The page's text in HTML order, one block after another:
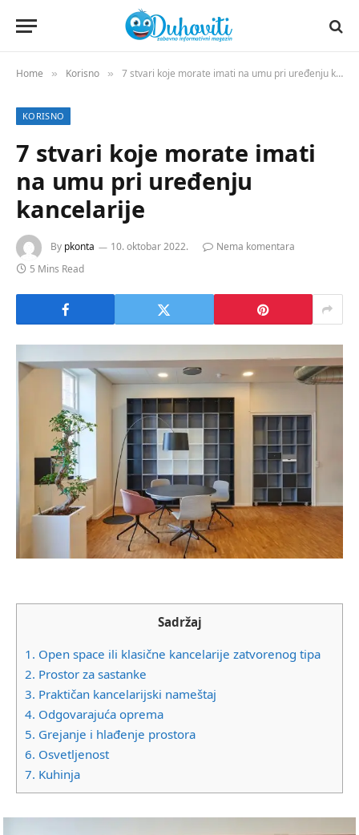
Home » Korisno » 7 stvari koje morate imati na umu pri uređenju kancelarije
KORISNO
7 stvari koje morate imati
na umu pri uređenju
kancelarije
By pkonta 10. oktobar 2022.
Nema komentara
5 Mins Read
Sadržaj
1. Open space ili klasične kancelarije zatvorenog tipa
2. Prostor za sastanke
3. Praktičan kancelarijski nameštaj
4. Odgovarajuća oprema
5. Grejanje i hlađenje prostora
6. Osvetljenost
7. Kuhinja